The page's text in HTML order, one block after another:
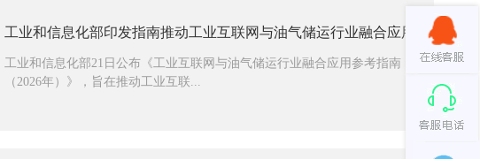
工业和信息化部印发指南推动工业互联网与油气储运行业融合应用
工业和信息化部21日公布《工业互联网与油气储运行业融合应用参考指南
（2026年）》，旨在推动工业互联...